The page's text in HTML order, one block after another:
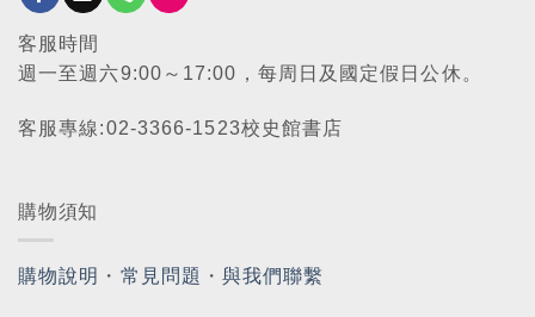
客服時間
週一至週六9:00～17:00，每周日及國定假日公休。
客服專線:02-3366-1523校史館書店
購物須知
購物說明 ・ 常見問題 ・與我們聯繫